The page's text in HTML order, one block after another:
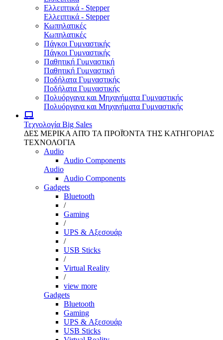
Ελλειπτικά - Stepper
Ελλειπτικά - Stepper
Κωπηλατικές
Κωπηλατικές
Πάγκοι Γυμναστικής
Πάγκοι Γυμναστικής
Παθητική Γυμναστική
Παθητική Γυμναστική
Ποδήλατα Γυμναστικής
Ποδήλατα Γυμναστικής
Πολυόργανα και Μηχανήματα Γυμναστικής
Πολυόργανα και Μηχανήματα Γυμναστικής
Τεχνολογία Big Sales
ΔΕΣ ΜΕΡΙΚΑ ΑΠΌ ΤΑ ΠΡΟΪΌΝΤΑ ΤΗΣ ΚΑΤΗΓΟΡΙΑΣ
ΤΕΧΝΟΛΟΓΙΑ
Audio
Audio Components
Audio
Audio Components
Gadgets
Bluetooth
/
Gaming
/
UPS & Αξεσουάρ
/
USB Sticks
/
Virtual Reality
/
view more
Gadgets
Bluetooth
Gaming
UPS & Αξεσουάρ
USB Sticks